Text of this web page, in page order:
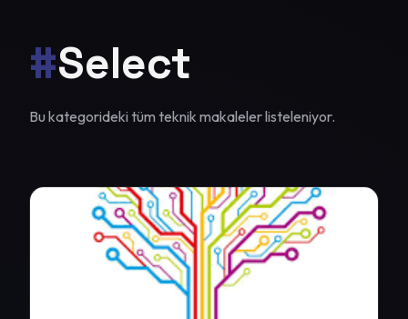
#Select
Bu kategorideki tüm teknik makaleler listeleniyor.